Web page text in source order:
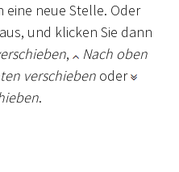
eine neue Stelle. Oder
und klicken Sie dann
,
Nach oben
verschieben oder
.